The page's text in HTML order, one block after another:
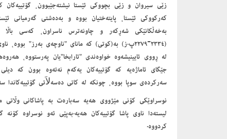
زێی سیروان و زێی بچووکی ئێستا نیشتەجێبوون، گۆتییەکان
کەرکووکی ئێستا، پایتەختیان بووە و بەدەشتی گەرمیانی
بەخەڵکانێکی شەڕکەر و چاونەترس ناسراون، کەسی
(٢٣٣٤-٢٢٧٩پ.ز) بە(کوتی) کە مانای "ناوچەی بەرز"
لە ڕووی ئایینیشەوە خواوەندی "ئارابخا"یان پەرستووە،
جێگای ئاماژەیە کە گۆتییەکان یەکەم نەتەوە بوون کە
سەرکردەی سوپا بووە، چونکە لە کاتی دەسەلاَتی گۆتییەکاندا
نوسراوێكی كۆنی مێژووی هه‌یه‌ سه‌باره‌ت به‌ پاشاكانی وڵاتی
كردووه‌.